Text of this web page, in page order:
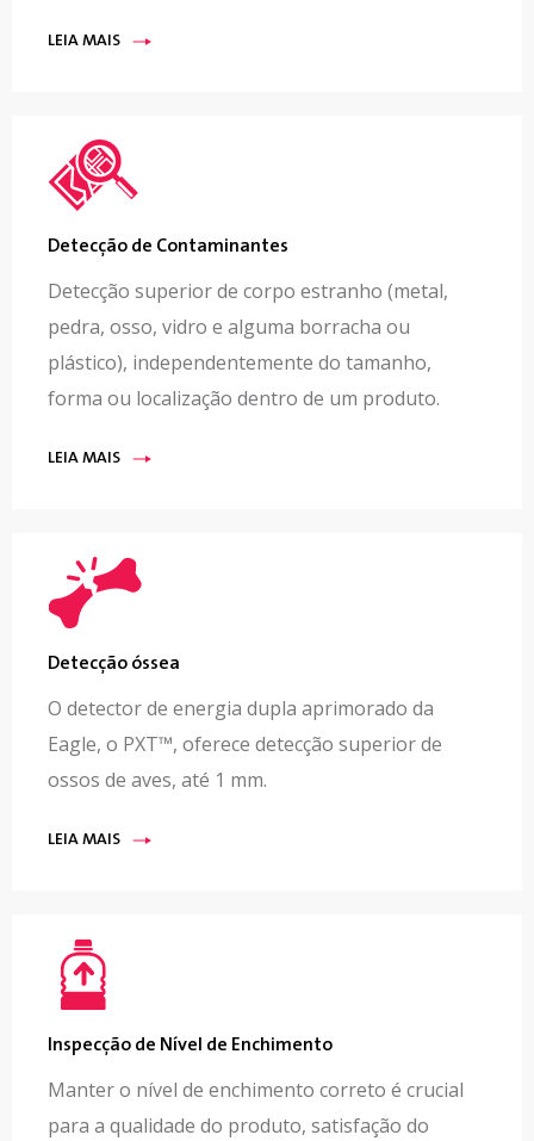
LEIA MAIS
Detecção de Contaminantes
Detecção superior de corpo estranho (metal,
pedra, osso, vidro e alguma borracha ou
plástico), independentemente do tamanho,
forma ou localização dentro de um produto.
LEIA MAIS
Detecção óssea
O detector de energia dupla aprimorado da
Eagle, o PXT™, oferece detecção superior de
ossos de aves, até 1 mm.
LEIA MAIS
Inspecção de Nível de Enchimento
Manter o nível de enchimento correto é crucial
para a qualidade do produto, satisfação do